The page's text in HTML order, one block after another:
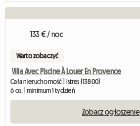
133 € / noc
Warto zobaczyć
Villa Avec Piscine À Louer En Provence
Cała nieruchomość | Istres (13800)
6 os. | minimum 1 tydzień
Zobacz ogłoszenie